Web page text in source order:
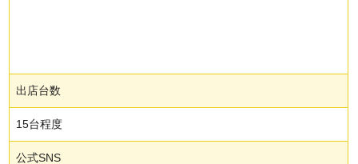
出店台数
15台程度
公式SNS